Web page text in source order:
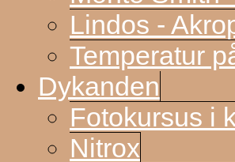
Lindos -
Temperatur
Dykanden
Fotokursus i
Nitrox